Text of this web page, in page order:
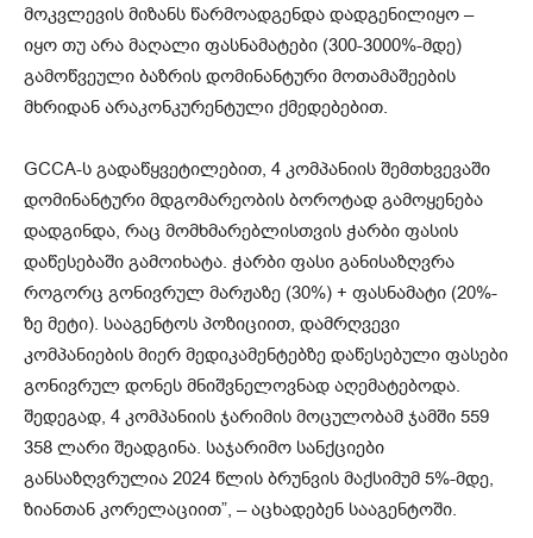
მოკვლევის მიზანს წარმოადგენდა დადგენილიყო –
იყო თუ არა მაღალი ფასნამატები (300-3000%-მდე)
გამოწვეული ბაზრის დომინანტური მოთამაშეების
მხრიდან არაკონკურენტული ქმედებებით.
GCCA-ს გადაწყვეტილებით, 4 კომპანიის შემთხვევაში
დომინანტური მდგომარეობის ბოროტად გამოყენება
დადგინდა, რაც მომხმარებლისთვის ჭარბი ფასის
დაწესებაში გამოიხატა. ჭარბი ფასი განისაზღვრა
როგორც გონივრულ მარჟაზე (30%) + ფასნამატი (20%-
ზე მეტი). სააგენტოს პოზიციით, დამრღვევი
კომპანიების მიერ მედიკამენტებზე დაწესებული ფასები
გონივრულ დონეს მნიშვნელოვნად აღემატებოდა.
შედეგად, 4 კომპანიის ჯარიმის მოცულობამ ჯამში 559
358 ლარი შეადგინა. საჯარიმო სანქციები
განსაზღვრულია 2024 წლის ბრუნვის მაქსიმუმ 5%-მდე,
ზიანთან კორელაციით”, – აცხადებენ სააგენტოში.